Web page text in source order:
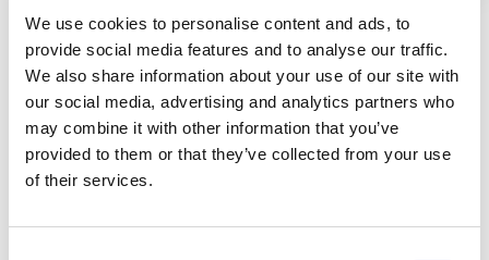
We use cookies to personalise content and ads, to
provide social media features and to analyse our traffic.
We also share information about your use of our site with
our social media, advertising and analytics partners who
may combine it with other information that you’ve
provided to them or that they’ve collected from your use
of their services.
Klingt interessant?
Jetzt bewerben!
Wir freuen uns auf deine aussagekräftigen
Unterlagen!